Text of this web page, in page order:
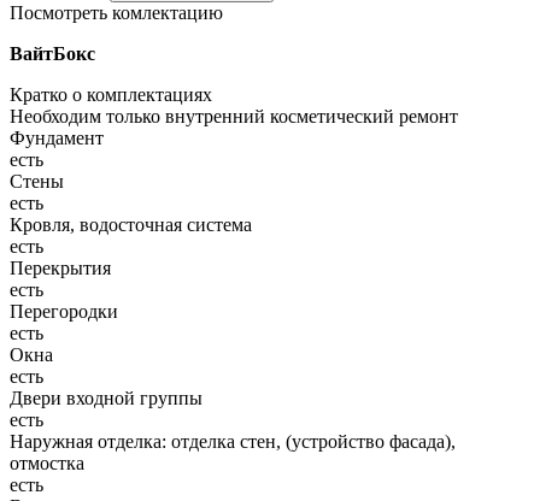
Посмотреть комлектацию
ВайтБокс
Кратко о комплектациях
Необходим только внутренний косметический ремонт
Фундамент
есть
Стены
есть
Кровля, водосточная система
есть
Перекрытия
есть
Перегородки
есть
Окна
есть
Двери входной группы
есть
Наружная отделка: отделка стен, (устройство фасада),
отмостка
есть